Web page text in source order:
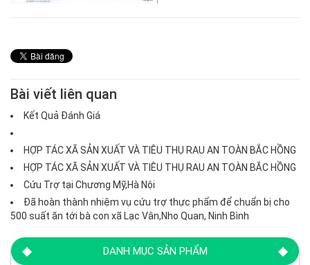
Bài viết liên quan
Kết Quả Đánh Giá
HỢP TÁC XÃ SẢN XUẤT VÀ TIÊU THỤ RAU AN TOÀN BẮC HỒNG
HỢP TÁC XÃ SẢN XUẤT VÀ TIÊU THỤ RAU AN TOÀN BẮC HỒNG
Cứu Trợ tại Chương Mỹ,Hà Nội
Đã hoàn thành nhiệm vụ cứu trợ thực phẩm để chuẩn bị cho
500 suất ăn tới bà con xã Lạc Vân,Nho Quan, Ninh Bình
DANH MỤC SẢN PHẨM